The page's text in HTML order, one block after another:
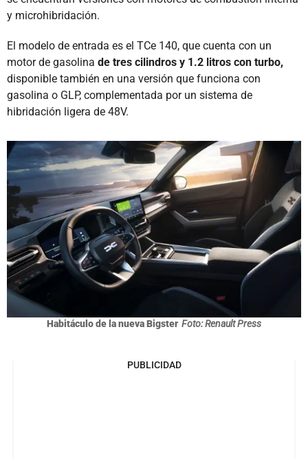
y microhibridación.
El modelo de entrada es el TCe 140, que cuenta con un
motor de gasolina de tres cilindros y 1.2 litros con turbo,
disponible también en una versión que funciona con
gasolina o GLP, complementada por un sistema de
hibridación ligera de 48V.
Habitáculo de la nueva Bigster Foto: Renault Press
PUBLICIDAD